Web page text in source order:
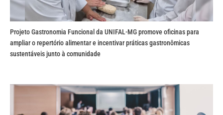
Projeto Gastronomia Funcional da UNIFAL-MG promove oficinas para
ampliar o repertório alimentar e incentivar práticas gastronômicas
sustentáveis junto à comunidade